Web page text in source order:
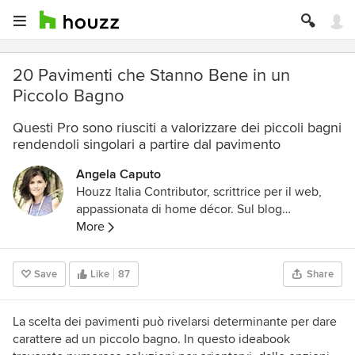
20 Pavimenti che Stanno Bene in un
Piccolo Bagno
Questi Pro sono riusciti a valorizzare dei piccoli bagni
rendendoli singolari a partire dal pavimento
Angela Caputo
Houzz Italia Contributor, scrittrice per il web,
appassionata di home décor. Sul blog
chasingthebeauty.com
per decorazione e interni con immagini, idee,
progetti.
More
Save Like 87 Share
La scelta dei pavimenti può rivelarsi determinante per dare
carattere ad un piccolo bagno. In questo ideabook